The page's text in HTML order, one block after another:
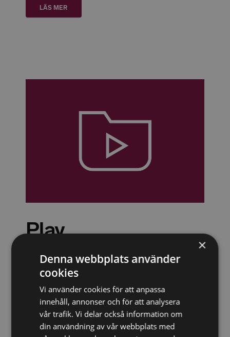
LÄS MER
Play
Flexibelt lärande – nyheter i
streamingformat när och var som helst
Kunskapsbank – stort arkiv med över 800
avsnitt
Advokatsamfundets utbildningskrav – följer
riktlinjerna för e-learning
×
Denna webbplats använder
cookies
Vi använder cookies för att anpassa
innehåll, annonser och för att analysera
vår trafik. Vi delar också information om
din användning av vår webbplats med